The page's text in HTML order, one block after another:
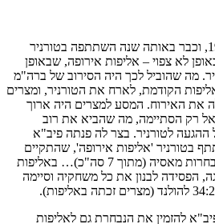
לבנון הצטרפה לפיב"א ב-1949, וכבר באותה שנה השתתפה בטורניר
לא צפוי – אליפות אירופה, שבאופן
מה שהוביל לכך היה הסירוב של ברה"מ
הקודמת, לארח את הטורניר, ומצרים
את האירוח. המסע למצרים היה ארוך
רק הסתיימה, מה שהביא את רוב
ההגעה לטורניר. בצר לה פנתה פיב"א
בטורניר 'אליפות אירופה', שהתקיים
באפריקה והשתתפו בו שתי נבחרות מאסיה (מתוך 7 סה"כ)… באליפות
הפסידה לבנון את כל משחקיה וסיימה
להזמין את הנבחרת גם לאליפות